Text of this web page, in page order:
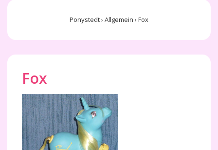
Navigation
Ponystedt› Allgemein › Fox
Fox